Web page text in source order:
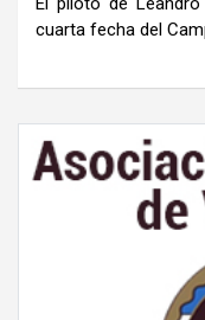
cuarta fecha del